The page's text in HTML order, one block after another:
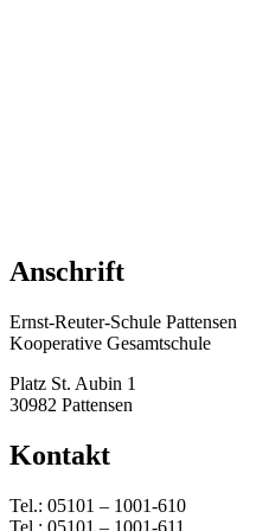
Anschrift
Ernst-Reuter-Schule Pattensen
Kooperative Gesamtschule
Platz St. Aubin 1
30982 Pattensen
Kontakt
Tel.: 05101 – 1001-610
Tel.: 05101 – 1001-611